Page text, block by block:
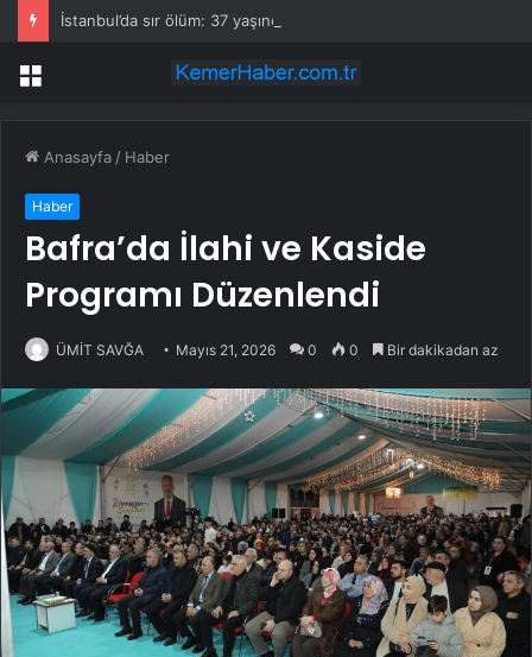
Menü
Anasayfa / Haber
Haber
Bafra’da İlahi ve Kaside
Programı Düzenlendi
ÜMİT SAVĞA Mayıs 21, 2026 0 0 Bir dakikadan az